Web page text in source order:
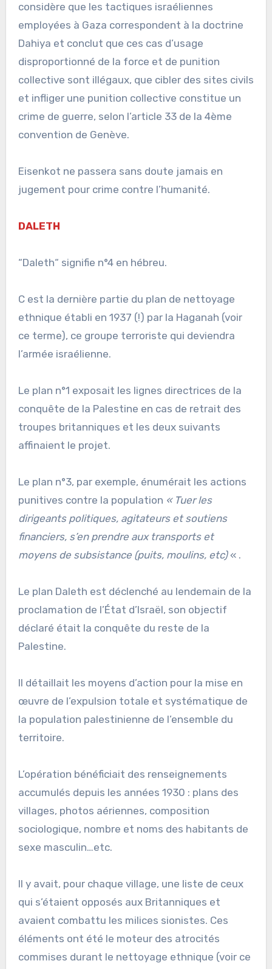
considère que les tactiques israéliennes
employées à Gaza correspondent à la doctrine
Dahiya et conclut que ces cas d’usage
disproportionné de la force et de punition
collective sont illégaux, que cibler des sites civils
et infliger une punition collective constitue un
crime de guerre, selon l’article 33 de la 4ème
convention de Genève.
Eisenkot ne passera sans doute jamais en
jugement pour crime contre l’humanité.
DALETH
“Daleth“ signifie n°4 en hébreu.
C est la dernière partie du plan de nettoyage
ethnique établi en 1937 (!) par la Haganah (voir
ce terme), ce groupe terroriste qui deviendra
l’armée israélienne.
Le plan n°1 exposait les lignes directrices de la
conquête de la Palestine en cas de retrait des
troupes britanniques et les deux suivants
affinaient le projet.
Le plan n°3, par exemple, énumérait les actions
punitives contre la population « Tuer les
dirigeants politiques, agitateurs et soutiens
financiers, s’en prendre aux transports et
moyens de subsistance (puits, moulins, etc)« .
Le plan Daleth est déclenché au lendemain de la
proclamation de l’État d’Israël, son objectif
déclaré était la conquête du reste de la
Palestine.
Il détaillait les moyens d’action pour la mise en
œuvre de l’expulsion totale et systématique de
la population palestinienne de l’ensemble du
territoire.
L’opération bénéficiait des renseignements
accumulés depuis les années 1930 : plans des
villages, photos aériennes, composition
sociologique, nombre et noms des habitants de
sexe masculin…etc.
Il y avait, pour chaque village, une liste de ceux
qui s’étaient opposés aux Britanniques et
avaient combattu les milices sionistes. Ces
éléments ont été le moteur des atrocités
commises durant le nettoyage ethnique (voir ce